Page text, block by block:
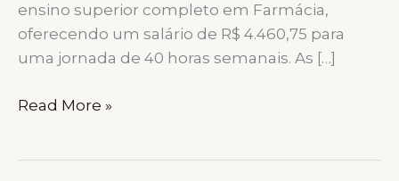
ensino superior completo em Farmácia,
oferecendo um salário de R$ 4.460,75 para
uma jornada de 40 horas semanais. As […]
ELDORADO
Read More »